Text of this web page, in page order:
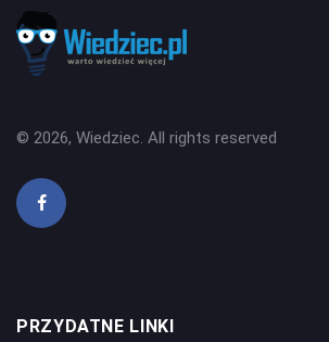
© 2026, Wiedziec. All rights reserved
PRZYDATNE LINKI